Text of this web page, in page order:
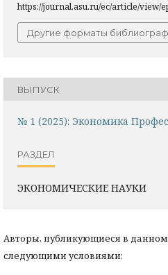
https://journal.asu.ru/ec/article/view/
Другие форматы
ВЫПУСК
№ 1 (2025): Экономика
РАЗДЕЛ
ЭКОНОМИЧЕСКИЕ НАУКИ
Авторы, публикующиеся в
следующими условиями: